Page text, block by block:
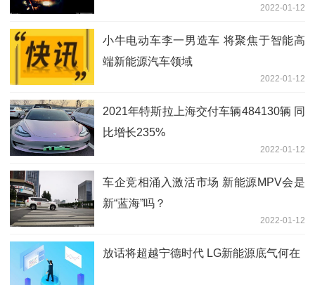
2022-01-12
小牛电动车李一男造车 将聚焦于智能高
端新能源汽车领域
2022-01-12
2021年特斯拉上海交付车辆484130辆 同
比增长235%
2022-01-12
车企竞相涌入激活市场 新能源MPV会是
新“蓝海”吗？
2022-01-12
放话将超越宁德时代 LG新能源底气何在